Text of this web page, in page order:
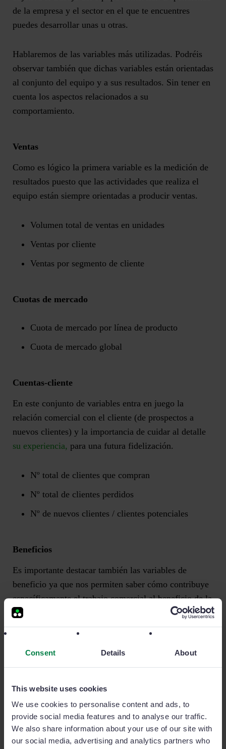
Consent Details About
This website uses cookies
We use cookies to personalise content and ads, to
provide social media features and to analyse our traffic.
We also share information about your use of our site with
our social media, advertising and analytics partners who
de la empresa y el sector en el que te encuentres
puedes desarrollar unas u otras.
Hablaremos de las variables más utilizadas. Podréis
observar también que dichas variables están orientadas
al conjunto del equipo y a sus resultados. Sin tener en
cuenta los aspectos relacionados a su
comportamiento.
Ventas
Como es lógico la primera variable es la medición de
resultados puesto que las actividades que realiza el
equipo están siempre orientadas a producir ventas.
Volumen total de ventas en unidades
Ventas por cliente
Ventas por segmento de cliente
Cuotas de mercado
Cuota de mercado por línea de producto
Cuota de mercado global
Cuentas-cliente
En este conjunto de variables entra en juego la
relación comercial con el cliente (de prospectos a
nuevos clientes) y la importancia de cuidar al detalle
su experiencia, para una futura fidelización.
Nº total de clientes que compran
Nº total de clientes perdidos
Nº de nuevos clientes / clientes potenciales
Beneficios
Es importante destacar también las variables de
beneficio ya que nos permiten saber cómo contribuye
específicamente el trabajo comercial al beneficio de la
empresa.
KPIS de ventas: ¿Cómo podemos medir el
comportamiento del vendedor?